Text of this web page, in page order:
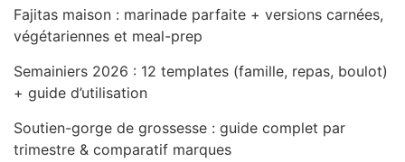
Fajitas maison : marinade parfaite + versions carnées,
végétariennes et meal-prep
Semainiers 2026 : 12 templates (famille, repas, boulot)
+ guide d’utilisation
Soutien-gorge de grossesse : guide complet par
trimestre & comparatif marques